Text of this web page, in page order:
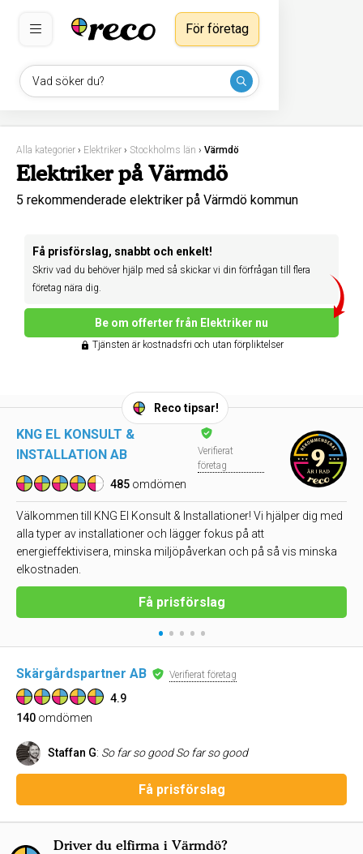
Vad söker du?
För företag
Alla kategorier › Elektriker › Stockholms län › Värmdö
Elektriker på Värmdö
5 rekommenderade elektriker på Värmdö kommun
Få prisförslag, snabbt och enkelt!
Skriv vad du behöver hjälp med så skickar vi din förfrågan till flera
företag nära dig.
Be om offerter från Elektriker nu
Tjänsten är kostnadsfri och utan förpliktelser
Reco tipsar!
KNG EL KONSULT &
INSTALLATION AB
Verifierat
företag
485 omdömen
Välkommen till KNG El Konsult & Installationer! Vi hjälper dig med
alla typer av installationer och lägger fokus på att
energieffektivisera, minska miljöpåverkan och på så vis minska
elkostnaden.
Få prisförslag
• • • • •
Skärgårdspartner AB Verifierat företag
4.9
140 omdömen
Staffan G: So far so good So far so good
Få prisförslag
Driver du elfirma i Värmdö?